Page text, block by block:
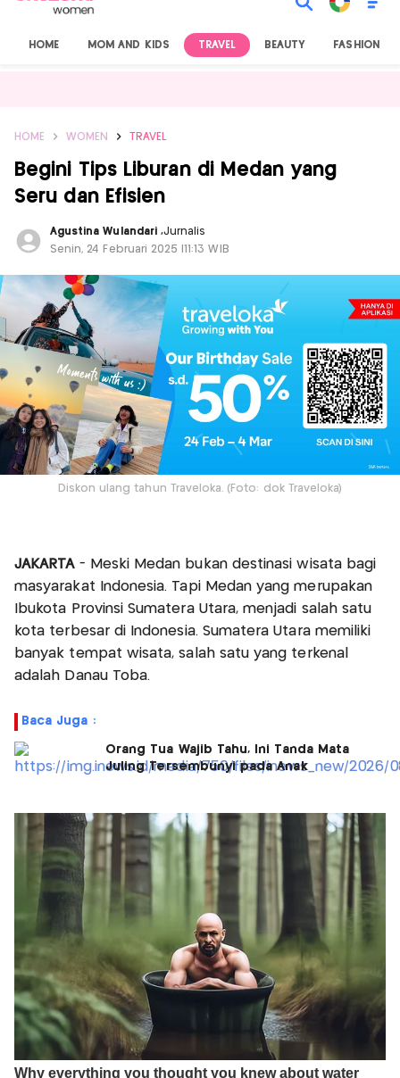
HOME MOM AND KIDS TRAVEL BEAUTY FASHION
HOME WOMEN TRAVEL
Begini Tips Liburan di Medan yang
Seru dan Efisien
Agustina Wulandari ,Jurnalis
Senin, 24 Februari 2025 |11:13 WIB
Diskon ulang tahun Traveloka. (Foto: dok Traveloka)
JAKARTA- Meski Medan bukan destinasi wisata bagi
masyarakat Indonesia. Tapi Medan yang merupakan
Ibukota Provinsi Sumatera Utara, menjadi salah satu
kota terbesar di Indonesia. Sumatera Utara memiliki
banyak tempat wisata, salah satu yang terkenal
adalah Danau Toba.
Baca Juga :
Orang Tua Wajib Tahu, Ini Tanda Mata
Juling Tersembunyi pada Anak